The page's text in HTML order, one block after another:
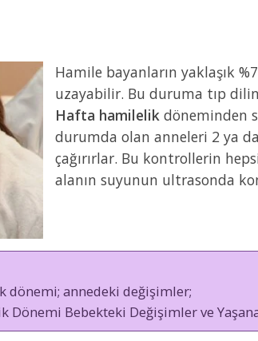
dönemi; annedeki değişimler;
Dönemi Bebekteki Değişimler ve
Hamile bayanların yaklaşık
uzayabilir. Bu duruma tıp
Hafta hamilelikdöneminden
durumda olan anneleri 2 ya
çağırırlar. Bu kontrollerin
alanın suyunun ultrasonda